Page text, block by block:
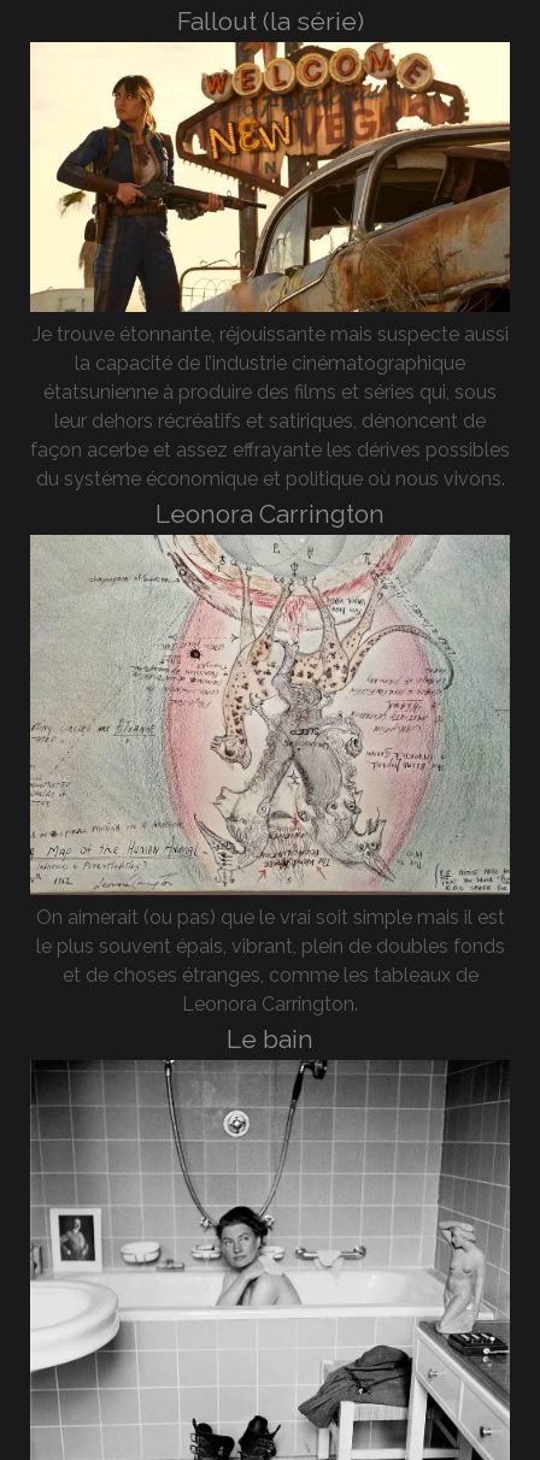
Fallout (la série)
Je trouve étonnante, réjouissante mais suspecte aussi
la capacité de l’industrie cinématographique
étatsunienne à produire des films et séries qui, sous
leur dehors récréatifs et satiriques, dénoncent de
façon acerbe et assez effrayante les dérives possibles
du système économique et politique où nous vivons.
Leonora Carrington
On aimerait (ou pas) que le vrai soit simple mais il est
le plus souvent épais, vibrant, plein de doubles fonds
et de choses étranges, comme les tableaux de
Leonora Carrington.
Le bain